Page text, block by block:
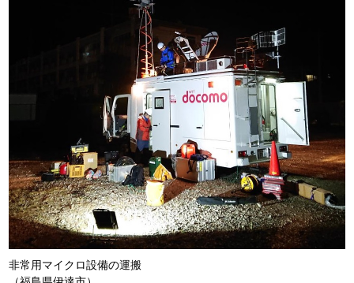
非常用マイクロ設備の運搬